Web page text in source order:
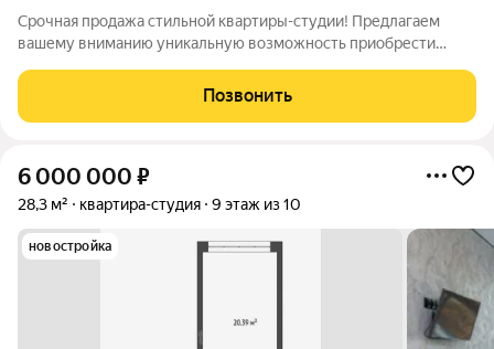
Срочная продажа стильной квартиры-студии! Предлагаем
вашему вниманию уникальную возможность приобрести
идеальный вариант для тех, кто ценит комфорт и современный
стиль! Квартира расположена в новом
Позвонить
6 000 000 ₽
28,3 м² квартира-студия 9 этаж из 10
новостройка